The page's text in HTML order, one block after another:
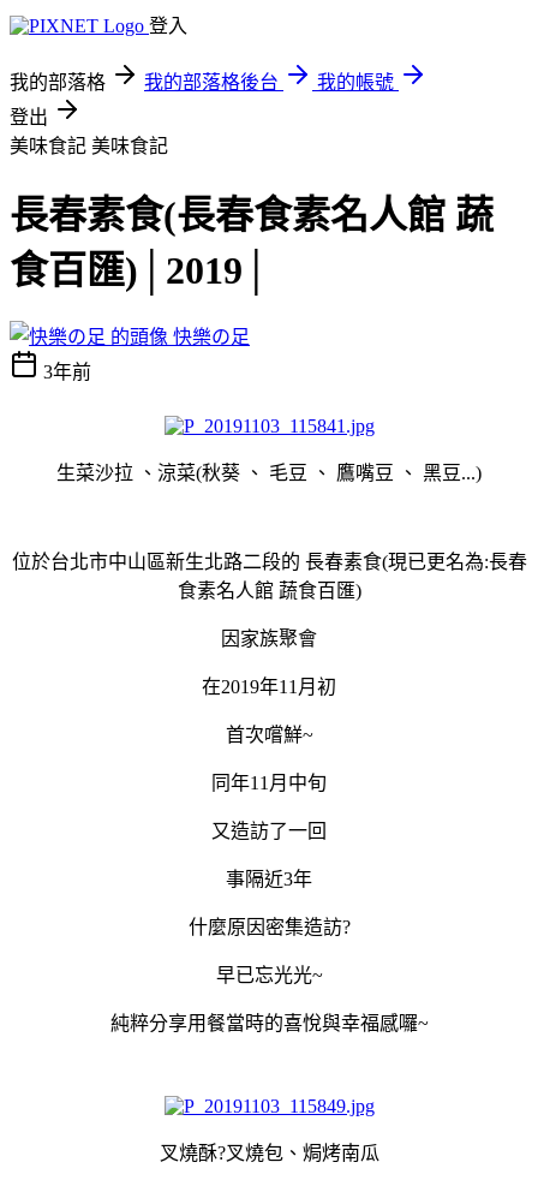
登入
我的部落格 我的部落格後台
我的帳號
登出
美味食記 美味食記
長春素食(長春食素名人館 蔬
食百匯)│2019│
快樂の足
3年前
生菜沙拉 、涼菜(秋葵 、 毛豆 、 鷹嘴豆 、 黑豆...)
位於台北市中山區新生北路二段的 長春素食(現已更名為:長春
食素名人館 蔬食百匯)
因家族聚會
在2019年11月初
首次嚐鮮~
同年11月中旬
又造訪了一回
事隔近3年
什麼原因密集造訪?
早已忘光光~
純粹分享用餐當時的喜悅與幸福感囉~
叉燒酥?叉燒包、焗烤南瓜